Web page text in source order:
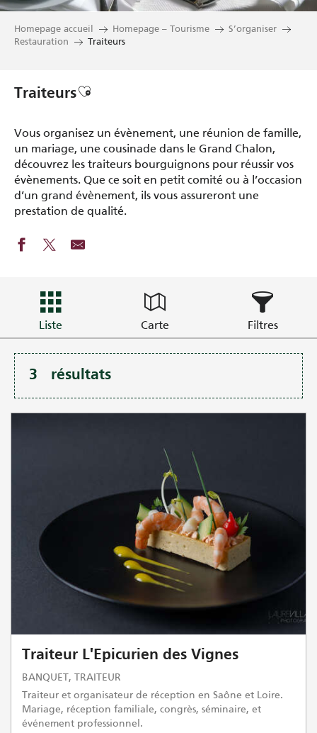
Homepage accueil Homepage – Tourisme
S’organiser
Restauration
Traiteurs
TraiteursAjouter aux favoris
Vous organisez un évènement, une réunion de famille,
un mariage, une cousinade dans le Grand Chalon,
découvrez les traiteurs bourguignons pour réussir vos
évènements. Que ce soit en petit comité ou à l’occasion
d’un grand évènement, ils vous assureront une
prestation de qualité.
Liste Carte Filtres
3 résultats
Traiteur L'Epicurien des Vignes
BANQUET, TRAITEUR
Traiteur et organisateur de réception en Saône et Loire.
Mariage, réception familiale, congrès, séminaire, et
événement professionnel.